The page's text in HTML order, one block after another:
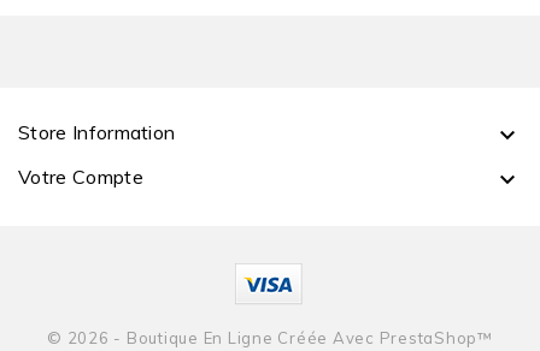
Store Information 
Votre Compte 
© 2026 - Boutique En Ligne Créée Avec PrestaShop™